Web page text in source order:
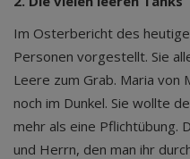
Im Osterbericht des
Personen vorgestellt. Sie
Leere zum Grab. Maria von
noch im Dunkel. Sie wollte
mehr als eine Pflichtübung.
und Herrn, den man ihr